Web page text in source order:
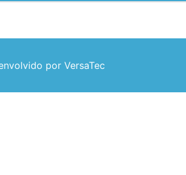
por VersaTec